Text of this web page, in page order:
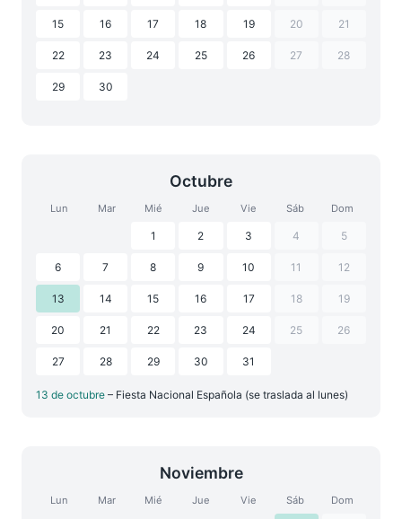
15 16 17 18 19 20 21
22 23 24 25 26 27 28
29 30
Octubre
Lun Mar Mié Jue Vie Sáb Dom
1 2 3 4 5
6 7 8 9 10 11 12
13 14 15 16 17 18 19
20 21 22 23 24 25 26
27 28 29 30 31
13 de octubre – Fiesta Nacional Española (se traslada al lunes)
Noviembre
Lun Mar Mié Jue Vie Sáb Dom